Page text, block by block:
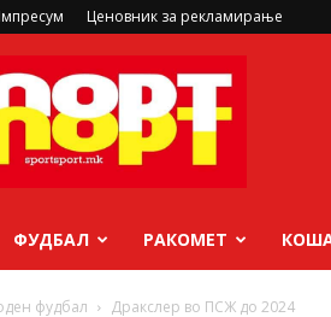
Ценовник за рекламирање
ФУДБАЛ РАКОМЕТ
фудбал Дракслер во ПСЖ до 2024